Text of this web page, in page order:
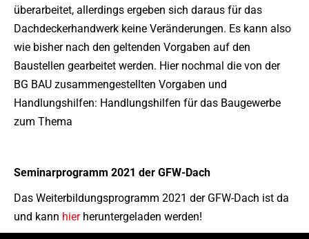
überarbeitet, allerdings ergeben sich daraus für das
Dachdeckerhandwerk keine Veränderungen. Es kann also
wie bisher nach den geltenden Vorgaben auf den
Baustellen gearbeitet werden. Hier nochmal die von der
BG BAU zusammengestellten Vorgaben und
Handlungshilfen: Handlungshilfen für das Baugewerbe
zum Thema
Seminarprogramm 2021 der GFW-Dach
Das Weiterbildungsprogramm 2021 der GFW-Dach ist da
und kann hierheruntergeladen werden!